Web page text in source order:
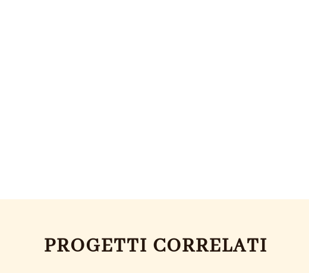
PROGETTI CORRELATI